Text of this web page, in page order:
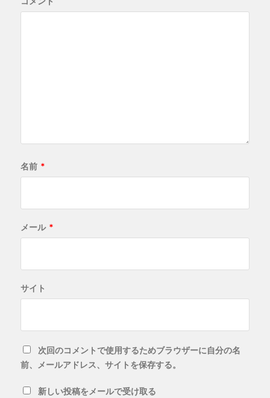
名前 *
メール *
サイト
次回のコメントで使用するためブラウザーに自分の名
前、メールアドレス、サイトを保存する。
新しい投稿をメールで受け取る